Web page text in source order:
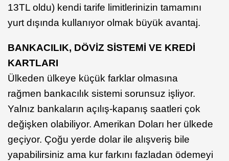
13TL oldu) kendi tarife limitlerinizin tamamını
yurt dışında kullanıyor olmak büyük avantaj.
BANKACILIK, DÖVİZ SİSTEMİ VE KREDİ
KARTLARI
Ülkeden ülkeye küçük farklar olmasına
rağmen bankacılık sistemi sorunsuz işliyor.
Yalnız bankaların açılış-kapanış saatleri çok
değişken olabiliyor. Amerikan Doları her ülkede
geçiyor. Çoğu yerde dolar ile alışveriş bile
yapabilirsiniz ama kur farkını fazladan ödemeyi